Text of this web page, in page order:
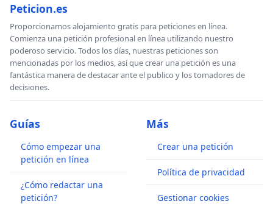
Peticion.es
Proporcionamos alojamiento gratis para peticiones en línea.
Comienza una petición profesional en línea utilizando nuestro
poderoso servicio. Todos los días, nuestras peticiones son
mencionadas por los medios, así que crear una petición es una
fantástica manera de destacar ante el publico y los tomadores de
decisiones.
Guías
Cómo empezar una
petición en línea
¿Cómo redactar una
petición?
Más
Crear una petición
Política de privacidad
Gestionar cookies